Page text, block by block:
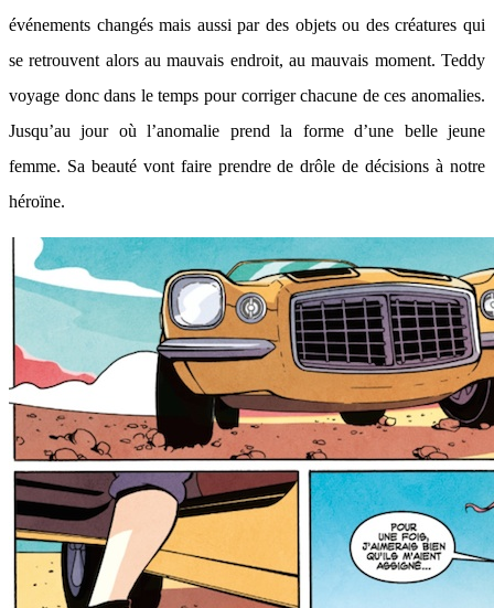
événements changés mais aussi par des objets ou des créatures qui
se retrouvent alors au mauvais endroit, au mauvais moment. Teddy
voyage donc dans le temps pour corriger chacune de ces anomalies.
Jusqu’au jour où l’anomalie prend la forme d’une belle jeune
femme. Sa beauté vont faire prendre de drôle de décisions à notre
héroïne.